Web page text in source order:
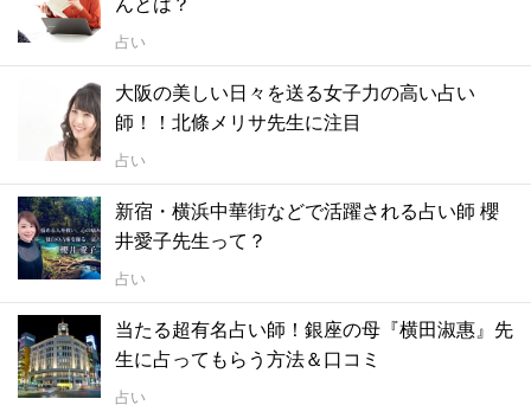
占い
大阪の美しい日々を送る女子力の高い占い
師！！北條メリサ先生に注目
占い
新宿・横浜中華街などで活躍される占い師 櫻
井愛子先生って？
占い
当たる超有名占い師！銀座の母『横田淑惠』先
生に占ってもらう方法＆口コミ
占い